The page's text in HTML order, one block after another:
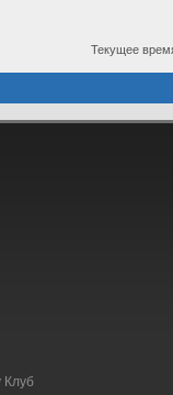
Текущее
Клуб